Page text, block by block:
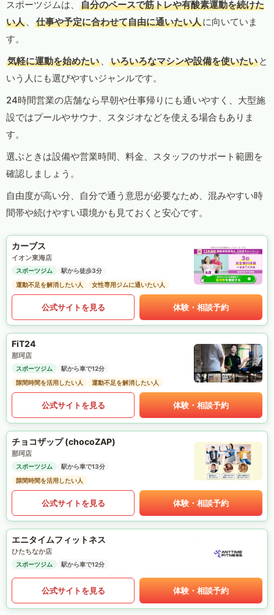
スポーツジムは、
自分のペースで筋トレや有酸素運動を続けた
い人 、 仕事や予定に合わせて自由に通いたい人に向いていま
す。
気軽に運動を始めたい 、 いろいろなマシンや設備を使いたい と
いう人にも選びやすいジャンルです。
24時間営業の店舗なら早朝や仕事帰りにも通いやすく、大型施
設ではプールやサウナ、スタジオなどを使える場合もありま
す。
選ぶときは設備や営業時間、料金、スタッフのサポート範囲を
確認しましょう。
自由度が高い分、自分で通う意思が必要なため、混みやすい時
間帯や続けやすい環境かも見ておくと安心です。
カーブス
イオン東海店
スポーツジム
駅から徒歩3分
運動不足を解消したい人
女性専用ジムに通いたい人
公式サイトを見る 体験・相談予約
FiT24
那珂店
スポーツジム
駅から車で12分
隙間時間を活用したい人
運動不足を解消したい人
公式サイトを見る 体験・相談予約
チョコザップ (chocoZAP)
那珂店
スポーツジム
駅から車で13分
隙間時間を活用したい人
公式サイトを見る 体験・相談予約
エニタイムフィットネス
ひたちなか店
スポーツジム 駅から車で12分
公式サイトを見る 体験・相談予約